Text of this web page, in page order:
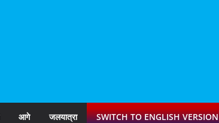
आगे जलयात्रा SWITCH TO ENGLISH VERSION